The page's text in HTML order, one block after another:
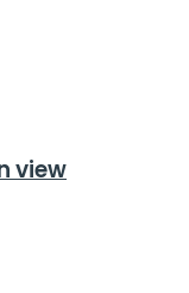
view